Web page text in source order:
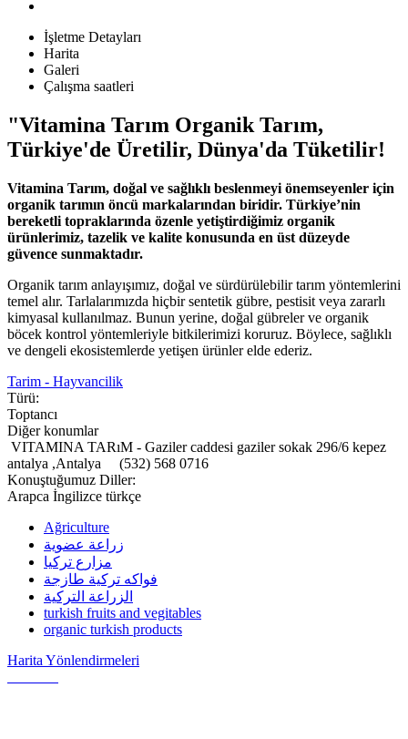
İşletme Detayları
Harita
Galeri
Çalışma saatleri
"Vitamina Tarım Organik Tarım,
Türkiye'de Üretilir, Dünya'da Tüketilir!
Vitamina Tarım, doğal ve sağlıklı beslenmeyi önemseyenler için
organik tarımın öncü markalarından biridir. Türkiye’nin
bereketli topraklarında özenle yetiştirdiğimiz organik
ürünlerimiz, tazelik ve kalite konusunda en üst düzeyde
güvence sunmaktadır.
Organik tarım anlayışımız, doğal ve sürdürülebilir tarım yöntemlerini
temel alır. Tarlalarımızda hiçbir sentetik gübre, pestisit veya zararlı
kimyasal kullanılmaz. Bunun yerine, doğal gübreler ve organik
böcek kontrol yöntemleriyle bitkilerimizi koruruz. Böylece, sağlıklı
ve dengeli ekosistemlerde yetişen ürünler elde ederiz.
Tarim - Hayvancilik
Türü:
Toptancı
Diğer konumlar
VITAMINA TARıM - Gaziler caddesi gaziler sokak 296/6 kepez
antalya ,Antalya
(532) 568 0716
Konuştuğumuz Diller:
Arapca İngilizce türkçe
Ağriculture
زراعة عضوية
مزارع تركيا
فواكه تركية طازجة
الزراعة التركية
turkish fruits and vegitables
organic turkish products
Harita Yönlendirmeleri